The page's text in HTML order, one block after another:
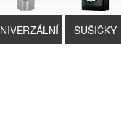
SUŠIČKY